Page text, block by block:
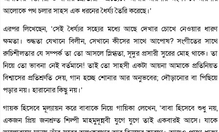
আলোকে পথ চলার সাহস এক ধরনের ধৈর্য্য তৈরি করেছে।’
এরপর লিখেছেন, ‘সেই ধৈর্য্যর সহ্যের মধ্যে আছে দেখার চোখে নেওয়ার ধারণ
ক্ষমতা। শুদ্ধতা যেখানে বিলীন, সেখানে কীসের সাথে আপোষ? সংগীতের সাথে
রুচিশীলতার যে সম্পর্ক তা তো আসলে স্নিগ্ধতা, সূদুর প্রসারী সুরের মোহ থাকে। তা
নিয়ে তো ভাবনা নেই বর্তমানে! তাই তো সাহসী একটা আয়না আমাকে প্রতিনিয়ত
বিশ্বাসের প্রতিশ্রুতি দেয়, গান হচ্ছে শোনার আর অনুভবের; দৌড়ানোর বা পিছিয়ে
পড়ার নয়। হারানোর কিছু নয়।’
গায়ক হিসেবে মূল্যায়ন করে বাবাকে নিয়ে গায়িকা লেখেন, ‘বাবা হিসেবে শুধু নয়,
একজন প্রিয় জনশ্রুত শিল্পী মাহমুদূন্নবী যুগে যুগে তাই একবারই আসে। যাকে